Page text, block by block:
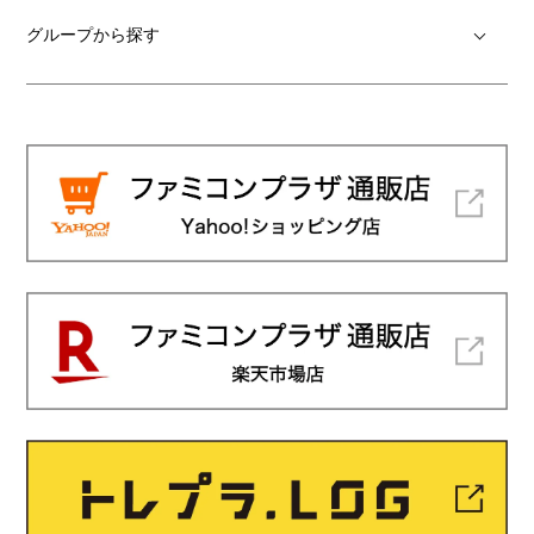
グループから探す